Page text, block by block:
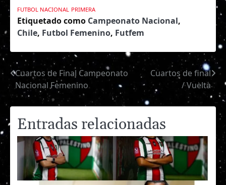
FUTBOL NACIONAL PRIMERA
Etiquetado como Campeonato Nacional,
Chile, Futbol Femenino, Futfem
Navegación
de
entradas
Cuartos de Final Campeonato
Nacional Femenino
Cuartos de final
/ Vuelta
Entradas relacionadas